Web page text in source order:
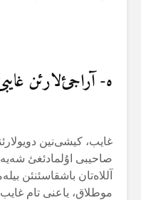
ه- آراجئ‌لارئن
غایب، کیشی‌نین
صاحیبی اۇلمادئغئ شەیە
آللاەتان باشقاسئنئن
موطلاق، یاعنی تام